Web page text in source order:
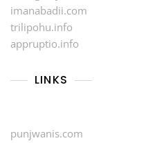
imanabadii.com
trilipohu.info
appruptio.info
LINKS
punjwanis.com